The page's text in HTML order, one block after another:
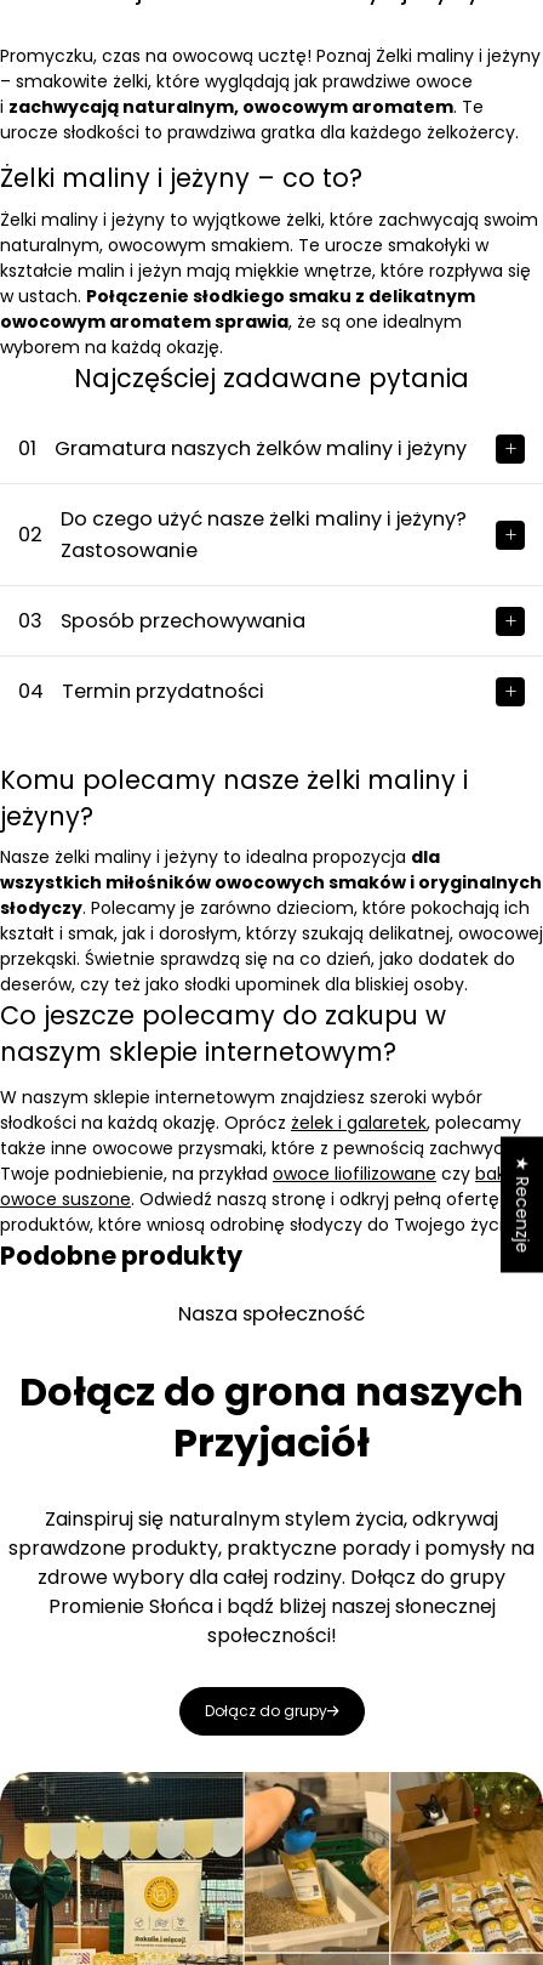
Promyczku, czas na owocową ucztę! Poznaj Żelki maliny i jeżyny
– smakowite żelki, które wyglądają jak prawdziwe owoce
i zachwycają naturalnym, owocowym aromatem. Te
urocze słodkości to prawdziwa gratka dla każdego żelkożercy.
Żelki maliny i jeżyny – co to?
Żelki maliny i jeżyny to wyjątkowe żelki, które zachwycają swoim
naturalnym, owocowym smakiem. Te urocze smakołyki w
kształcie malin i jeżyn mają miękkie wnętrze, które rozpływa się
w ustach. Połączenie słodkiego smaku z delikatnym
owocowym aromatem sprawia, że są one idealnym
wyborem na każdą okazję.
Najczęściej zadawane pytania
01 Gramatura naszych żelków maliny i jeżyny
02
Do czego użyć nasze żelki maliny i jeżyny?
Zastosowanie
03 Sposób przechowywania
04 Termin przydatności
Komu polecamy nasze żelki maliny i
jeżyny?
Nasze żelki maliny i jeżyny to idealna propozycja dla
wszystkich miłośników owocowych smaków i oryginalnych
słodyczy. Polecamy je zarówno dzieciom, które pokochają ich
kształt i smak, jak i dorosłym, którzy szukają delikatnej, owocowej
przekąski. Świetnie sprawdzą się na co dzień, jako dodatek do
deserów, czy też jako słodki upominek dla bliskiej osoby.
Co jeszcze polecamy do zakupu w
naszym sklepie internetowym?
W naszym sklepie internetowym znajdziesz szeroki wybór
słodkości na każdą okazję. Oprócz żelek i galaretek, polecamy
także inne owocowe przysmaki, które z pewnością zachwycą
Twoje podniebienie, na przykład owoce liofilizowane czy bakalie i
owoce suszone. Odwiedź naszą stronę i odkryj pełną ofertę
produktów, które wniosą odrobinę słodyczy do Twojego życia!
Podobne produkty
Nasza społeczność
Dołącz do grona naszych
Przyjaciół
Zainspiruj się naturalnym stylem życia, odkrywaj
sprawdzone produkty, praktyczne porady i pomysły na
zdrowe wybory dla całej rodziny. Dołącz do grupy
Promienie Słońca i bądź bliżej naszej słonecznej
społeczności!
Dołącz do grupy
★ Recenzje